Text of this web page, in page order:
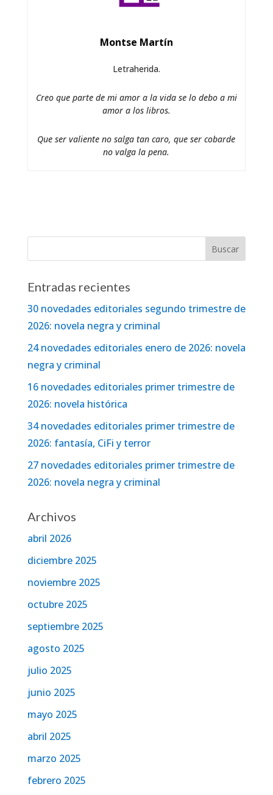
Montse Martín
Letraherida.
Creo que parte de mi amor a la vida se lo debo a mi
amor a los libros.
Que ser valiente no salga tan caro, que ser cobarde
no valga la pena.
Entradas recientes
30 novedades editoriales segundo trimestre de
2026: novela negra y criminal
24 novedades editoriales enero de 2026: novela
negra y criminal
16 novedades editoriales primer trimestre de
2026: novela histórica
34 novedades editoriales primer trimestre de
2026: fantasía, CiFi y terror
27 novedades editoriales primer trimestre de
2026: novela negra y criminal
Archivos
abril 2026
diciembre 2025
noviembre 2025
octubre 2025
septiembre 2025
agosto 2025
julio 2025
junio 2025
mayo 2025
abril 2025
marzo 2025
febrero 2025